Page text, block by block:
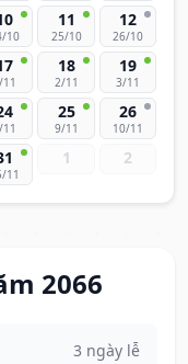
10
11
25/10
12
26/10
11
18
2/11
19
3/11
25
9/11
26
10/11
11
1 2
2066
3 ngày lễ